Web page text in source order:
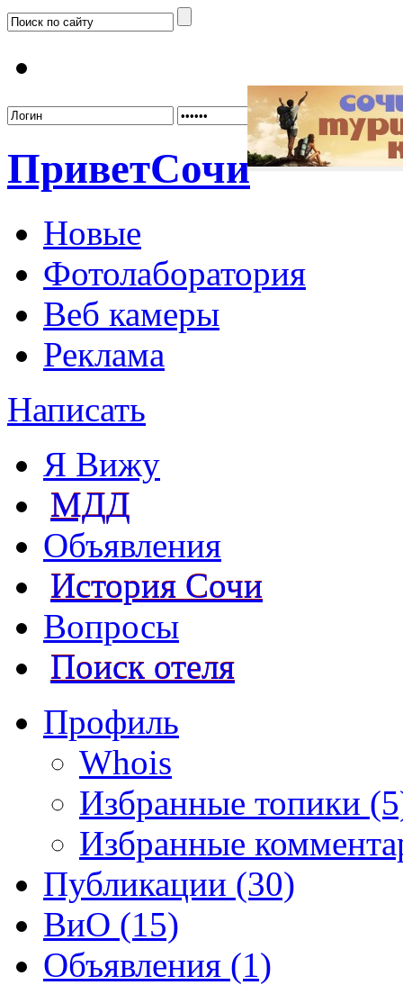
ПриветСочи
Новые
Фотолаборатория
Веб камеры
Реклама
Написать
Я Вижу
МДД
Объявления
История Сочи
Вопросы
Поиск отеля
Профиль
Whois
Избранные топики
Избранные
Публикации (30)
ВиО (15)
Объявления (1)